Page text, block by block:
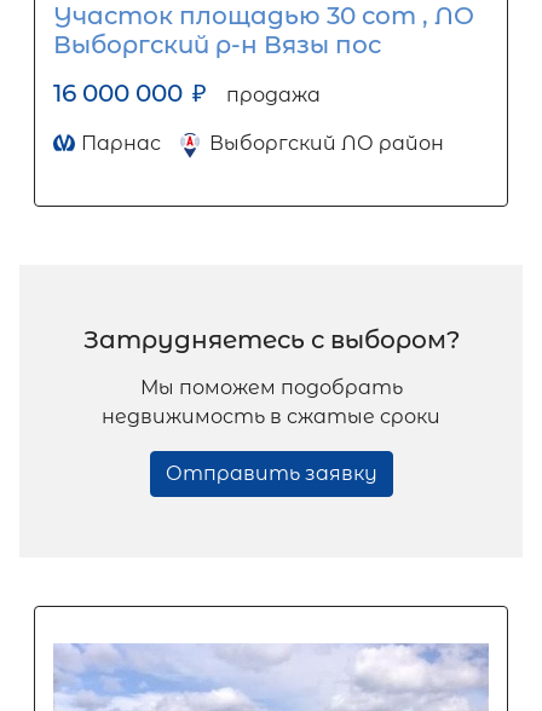
Участок площадью 30 сот , ЛО
Выборгский р-н Вязы пос
16 000 000 ₽ продажа
Парнас Выборгский ЛО район
Затрудняетесь с выбором?
Мы поможем подобрать
недвижимость в сжатые сроки
Отправить заявку